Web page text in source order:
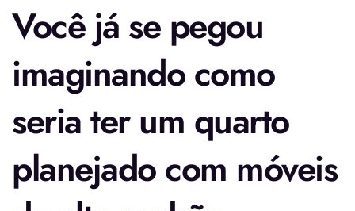
Você já se pegou
imaginando como
seria ter um quarto
planejado com móveis